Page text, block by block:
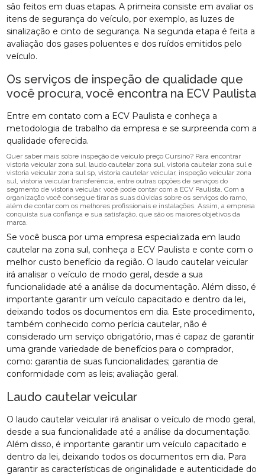
são feitos em duas etapas. A primeira consiste em avaliar os
itens de segurança do veículo, por exemplo, as luzes de
sinalização e cinto de segurança. Na segunda etapa é feita a
avaliação dos gases poluentes e dos ruídos emitidos pelo
veículo.
Os serviços de inspeção de qualidade que
você procura, você encontra na ECV Paulista
Entre em contato com a ECV Paulista e conheça a
metodologia de trabalho da empresa e se surpreenda com a
qualidade oferecida.
Quer saber mais sobre inspeção de veículo preço Cursino? Para encontrar
vistoria veicular zona sul, laudo cautelar zona sul, vistoria cautelar zona sul e
vistoria veicular zona sul sp, vistoria cautelar veicular, inspeção veicular zona
sul, vistoria veicular transferência, entre outras opções de serviços do
segmento de vistoria veicular, você pode contar com a ECV Paulista. Com a
organização você consegue tirar as suas dúvidas sobre os serviços do ramo,
além de contar com os melhores profissionais e instalações. Assim, a empresa
conquista sua confiança e sua satisfação, que são os maiores objetivos da
marca.
Se você busca por uma empresa especializada em laudo
cautelar na zona sul, conheça a ECV Paulista e conte com o
melhor custo benefício da região. O laudo cautelar veicular
irá analisar o veículo de modo geral, desde a sua
funcionalidade até a análise da documentação. Além disso, é
importante garantir um veículo capacitado e dentro da lei,
deixando todos os documentos em dia. Este procedimento,
também conhecido como perícia cautelar, não é
considerado um serviço obrigatório, mas é capaz de garantir
uma grande variedade de benefícios para o comprador,
como: garantia de suas funcionalidades; garantia de
conformidade com as leis; avaliação geral.
Laudo cautelar veicular
O laudo cautelar veicular irá analisar o veículo de modo geral,
desde a sua funcionalidade até a análise da documentação.
Além disso, é importante garantir um veículo capacitado e
dentro da lei, deixando todos os documentos em dia. Para
garantir as características de originalidade e autenticidade do